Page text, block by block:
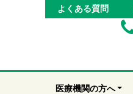
よくある質問
医療機関の方へ